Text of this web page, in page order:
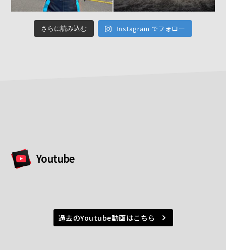
さらに読み込む Instagram でフォロー
Youtube
過去のYoutube動画はこちら